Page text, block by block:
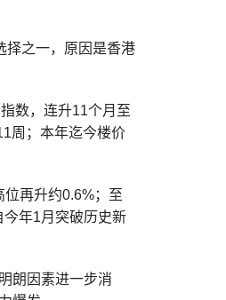
择之一，原因是香港
数，连升11个月至
周；本年迄今楼价
再升约0.6%；至
今年1月突破历史新
朗因素进一步消